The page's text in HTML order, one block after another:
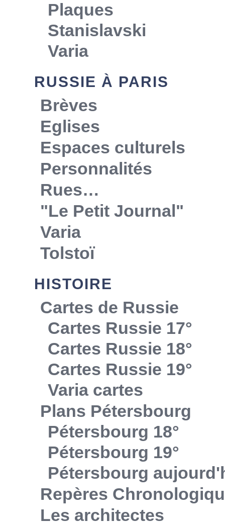
Plaques
Stanislavski
Varia
RUSSIE À PARIS
Brèves
Eglises
Espaces culturels
Personnalités
Rues…
"Le Petit Journal"
Varia
Tolstoï
HISTOIRE
Cartes de Russie
Cartes Russie 17°
Cartes Russie 18°
Cartes Russie 19°
Varia cartes
Plans Pétersbourg
Pétersbourg 18°
Pétersbourg 19°
Pétersbourg
Repères
Les architectes